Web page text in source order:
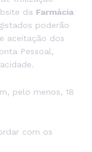
da Farmácia
poderão
aceitação dos
Pessoal,
pelo menos, 18
com os